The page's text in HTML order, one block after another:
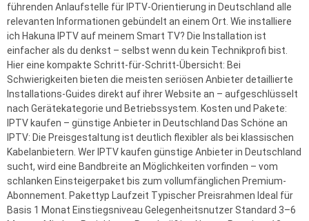
führenden Anlaufstelle für IPTV-Orientierung in Deutschland alle
relevanten Informationen gebündelt an einem Ort. Wie installiere
ich Hakuna IPTV auf meinem Smart TV? Die Installation ist
einfacher als du denkst – selbst wenn du kein Technikprofi bist.
Hier eine kompakte Schritt-für-Schritt-Übersicht: Bei
Schwierigkeiten bieten die meisten seriösen Anbieter detaillierte
Installations-Guides direkt auf ihrer Website an – aufgeschlüsselt
nach Gerätekategorie und Betriebssystem. Kosten und Pakete:
IPTV kaufen – günstige Anbieter in Deutschland Das Schöne an
IPTV: Die Preisgestaltung ist deutlich flexibler als bei klassischen
Kabelanbietern. Wer IPTV kaufen günstige Anbieter in Deutschland
sucht, wird eine Bandbreite an Möglichkeiten vorfinden – vom
schlanken Einsteigerpaket bis zum vollumfänglichen Premium-
Abonnement. Pakettyp Laufzeit Typischer Preisrahmen Ideal für
Basis 1 Monat Einstiegsniveau Gelegenheitsnutzer Standard 3–6